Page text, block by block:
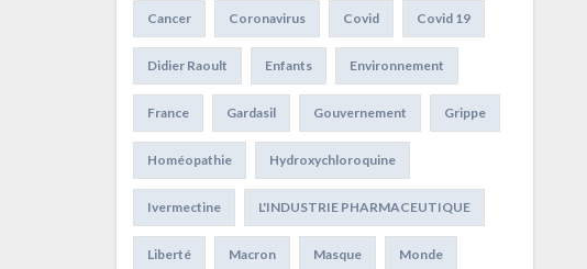
Cancer Coronavirus Covid Covid 19
Didier Raoult Enfants Environnement
France Gardasil Gouvernement Grippe
Homéopathie Hydroxychloroquine
Ivermectine L'INDUSTRIE PHARMACEUTIQUE
Liberté Macron Masque Monde